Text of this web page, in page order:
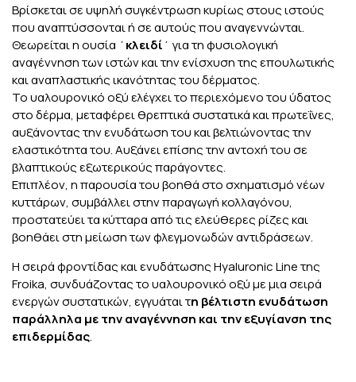
Βρίσκεται σε υψηλή συγκέντρωση κυρίως στους ιστούς
που αναπτύσσονται ή σε αυτούς που αναγεννώνται.
Θεωρείται η ουσία ΄κλειδί΄ για τη φυσιολογική
αναγέννηση των ιστών και την ενίσχυση της επουλωτικής
και αναπλαστικής ικανότητας του δέρματος.
Το υαλουρονικό οξύ ελέγχει το περιεχόμενο του ύδατος
στο δέρμα, μεταφέρει θρεπτικά συστατικά και πρωτεΐνες,
αυξάνοντας την ενυδάτωση του και βελτιώνοντας την
ελαστικότητα του. Αυξάνει επίσης την αντοχή του σε
βλαπτικούς εξωτερικούς παράγοντες.
Επιπλέον, η παρουσία του βοηθά στο σχηματισμό νέων
κυττάρων, συμβάλλει στην παραγωγή κολλαγόνου,
προστατεύει τα κύτταρα από τις ελεύθερες ρίζες και
βοηθάει στη μείωση των φλεγμονωδών αντιδράσεων.
Η σειρά φροντίδας και ενυδάτωσης Hyaluronic Line της
Froika, συνδυάζοντας το υαλουρονικό οξύ με μια σειρά
ενεργών συστατικών, εγγυάται τη βέλτιστη ενυδάτωση
παράλληλα με την αναγέννηση και την εξυγίανση της
επιδερμίδας.